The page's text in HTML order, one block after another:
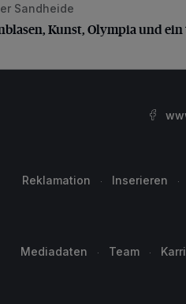
Kunst, Olympia und ein
Sandheide
Kunst, Olympia und
Reklamation Inserieren
Mediadaten Team